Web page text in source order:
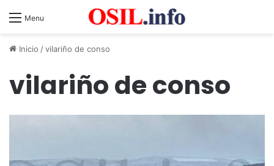
Menu
Inicio /vilariño de conso
vilariño de conso